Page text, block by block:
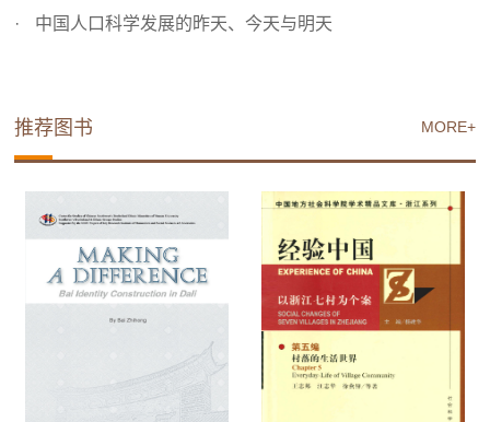
中国人口科学发展的昨天、今天与明天
MORE+
推荐图书